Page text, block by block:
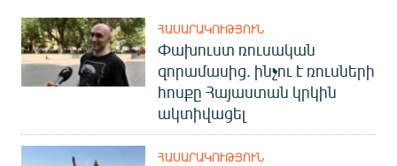
ՀԱՍԱՐԱԿՈՒԹՅՈՒՆ
Փախուստ ռուսական
զորամասից. ինչու է ռուսների
հոսքը Հայաստան կրկին
ակտիվացել
ՀԱՍԱՐԱԿՈՒԹՅՈՒՆ